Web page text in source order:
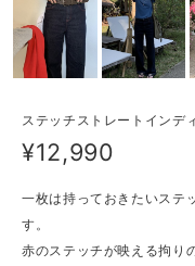
ステッチストレートイン
¥12,990
一枚は持っておきたいステ
す。
赤のステッチが映える拘り